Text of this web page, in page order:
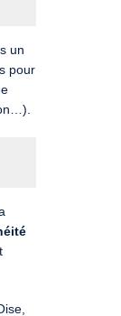
un
pour